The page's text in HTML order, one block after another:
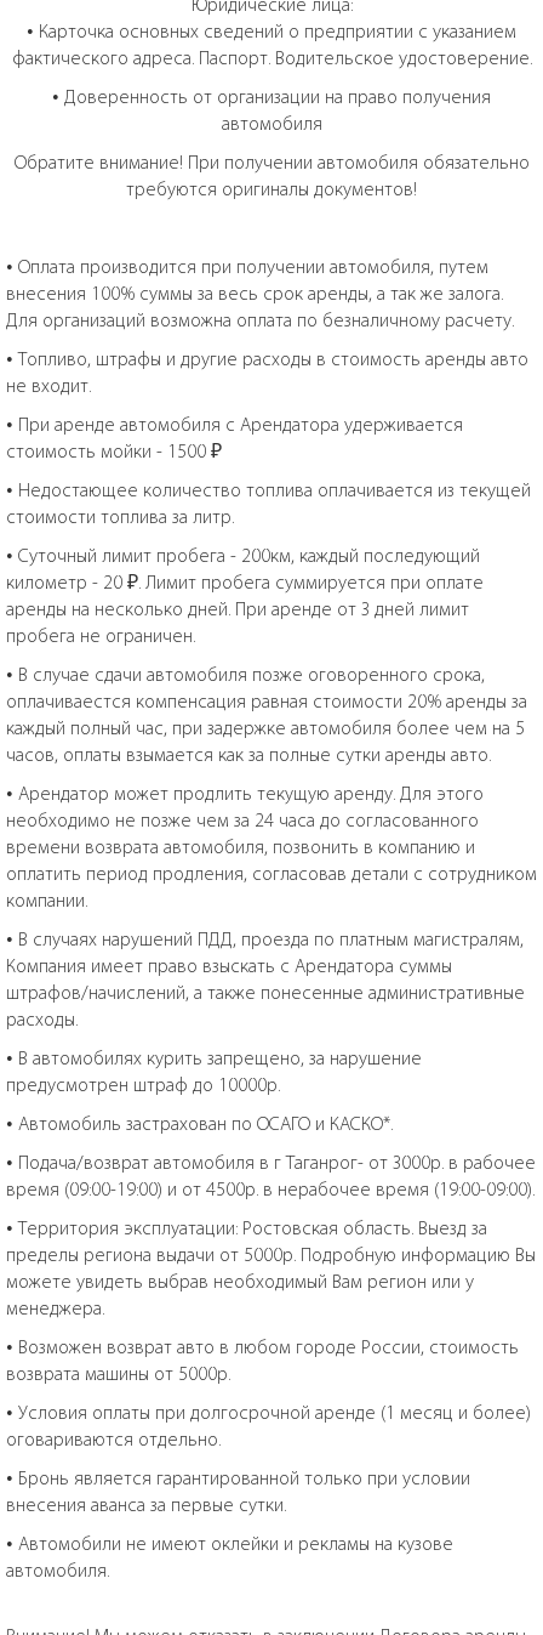
• Карточка основных сведений о предприятии с указанием
фактического адреса. Паспорт. Водительское удостоверение.
• Доверенность от организации на право получения
автомобиля
Обратите внимание! При получении автомобиля обязательно
требуются оригиналы документов!
• Оплата производится при получении автомобиля, путем
внесения 100% суммы за весь срок аренды, а так же залога.
Для организаций возможна оплата по безналичному расчету.
• Топливо, штрафы и другие расходы в стоимость аренды авто
не входит.
• При аренде автомобиля с Арендатора удерживается
стоимость мойки - 1500 ₽
• Недостающее количество топлива оплачивается из текущей
стоимости топлива за литр.
• Суточный лимит пробега - 200км, каждый последующий
километр - 20 ₽. Лимит пробега суммируется при оплате
аренды на несколько дней. При аренде от 3 дней лимит
пробега не ограничен.
• В случае сдачи автомобиля позже оговоренного срока,
оплачиваестся компенсация равная стоимости 20% аренды за
каждый полный час, при задержке автомобиля более чем на 5
часов, оплаты взымается как за полные сутки аренды авто.
• Арендатор может продлить текущую аренду. Для этого
необходимо не позже чем за 24 часа до согласованного
времени возврата автомобиля, позвонить в компанию и
оплатить период продления, согласовав детали с сотрудником
компании.
• В случаях нарушений ПДД, проезда по платным магистралям,
Компания имеет право взыскать с Арендатора суммы
штрафов/начислений, а также понесенные административные
расходы.
• В автомобилях курить запрещено, за нарушение
предусмотрен штраф до 10000р.
• Автомобиль застрахован по ОСАГО и КАСКО*.
• Подача/возврат автомобиля в г Таганрог- от 3000р. в рабочее
время (09:00-19:00) и от 4500р. в нерабочее время (19:00-09:00).
• Территория эксплуатации: Ростовская область. Выезд за
пределы региона выдачи от 5000р. Подробную информацию Вы
можете увидеть выбрав необходимый Вам регион или у
менеджера.
• Возможен возврат авто в любом городе России, стоимость
возврата машины от 5000р.
• Условия оплаты при долгосрочной аренде (1 месяц и более)
оговариваются отдельно.
• Бронь является гарантированной только при условии
внесения аванса за первые сутки.
• Автомобили не имеют оклейки и рекламы на кузове
автомобиля.